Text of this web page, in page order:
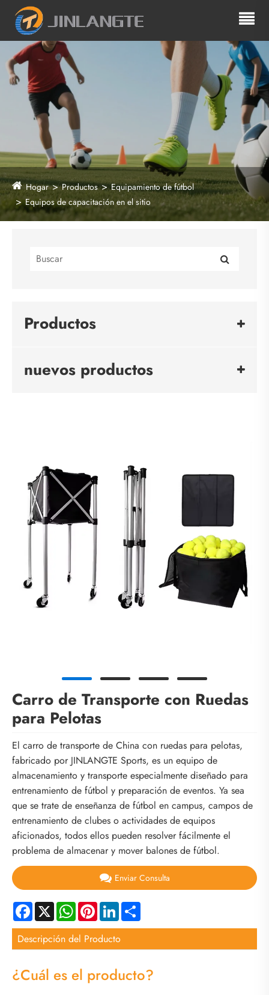
Hogar Productos
Equipamiento de fútbol
Equipos de capacitación en el sitio
Productos
nuevos productos
Carro de Transporte con Ruedas
para Pelotas
El carro de transporte de China con ruedas para pelotas,
fabricado por JINLANGTE Sports, es un equipo de
almacenamiento y transporte especialmente diseñado para
entrenamiento de fútbol y preparación de eventos. Ya sea
que se trate de enseñanza de fútbol en campus, campos de
entrenamiento de clubes o actividades de equipos
aficionados, todos ellos pueden resolver fácilmente el
problema de almacenar y mover balones de fútbol.
Enviar Consulta
Facebook
X WhatsApp
PinterestLinkedIn
Descripción del Producto
¿Cuál es el producto?